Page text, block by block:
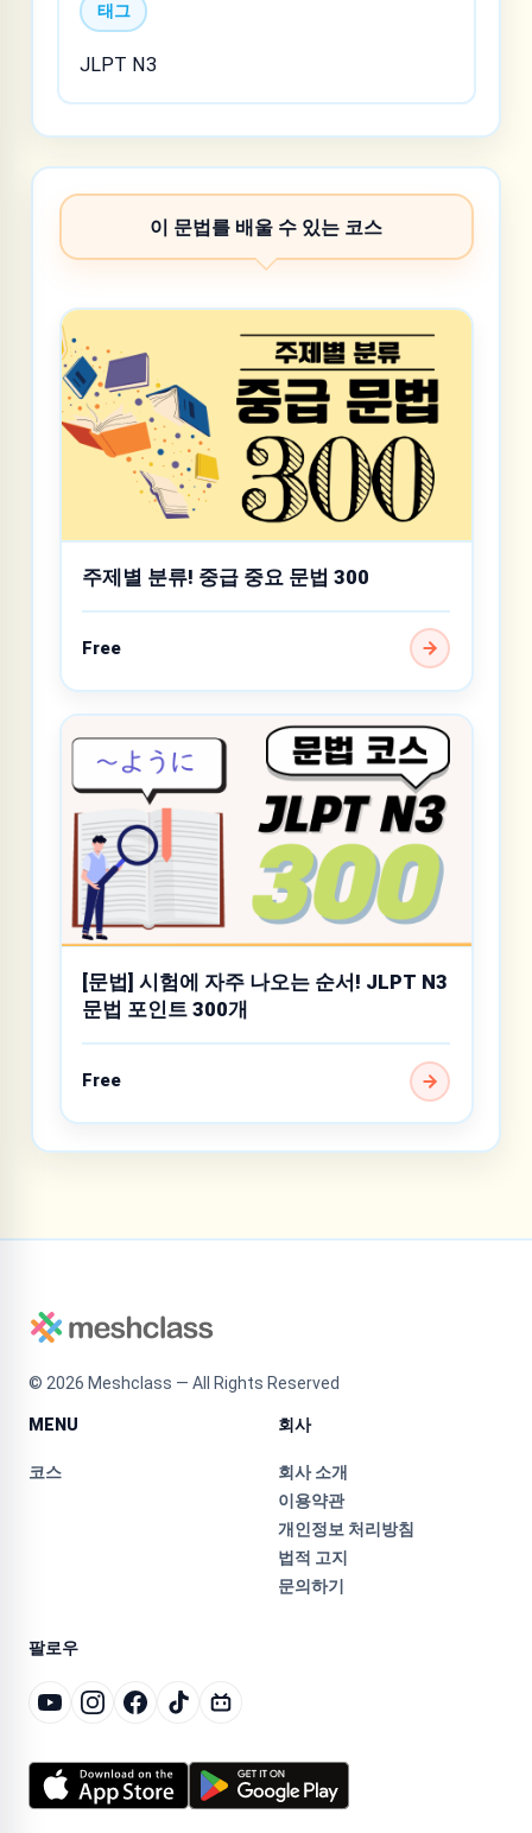
태그
JLPT N3
이 문법를 배울 수 있는 코스
주제별 분류! 중급 중요 문법 300
Free
[문법] 시험에 자주 나오는 순서! JLPT N3
문법 포인트 300개
Free
© 2026 Meshclass — All Rights Reserved
MENU
코스
회사
회사 소개
이용약관
개인정보 처리방침
법적 고지
문의하기
팔로우